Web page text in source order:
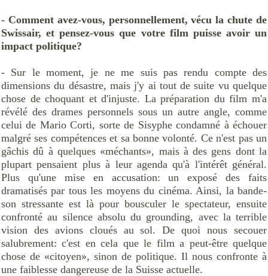
- Comment avez-vous, personnellement, vécu la chute de
Swissair, et pensez-vous que votre film puisse avoir un
impact politique?
- Sur le moment, je ne me suis pas rendu compte des
dimensions du désastre, mais j'y ai tout de suite vu quelque
chose de choquant et d'injuste. La préparation du film m'a
révélé des drames personnels sous un autre angle, comme
celui de Mario Corti, sorte de Sisyphe condamné à échouer
malgré ses compétences et sa bonne volonté. Ce n'est pas un
gâchis dû à quelques «méchants», mais à des gens dont la
plupart pensaient plus à leur agenda qu'à l'intérêt général.
Plus qu'une mise en accusation: un exposé des faits
dramatisés par tous les moyens du cinéma. Ainsi, la bande-
son stressante est là pour bousculer le spectateur, ensuite
confronté au silence absolu du grounding, avec la terrible
vision des avions cloués au sol. De quoi nous secouer
salubrement: c'est en cela que le film a peut-être quelque
chose de «citoyen», sinon de politique. Il nous confronte à
une faiblesse dangereuse de la Suisse actuelle.